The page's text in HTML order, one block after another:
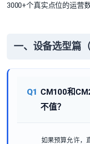
3000+个真实点位的运营
一、设备选型篇（
Q1 CM100和
不值？
如果预算允许，